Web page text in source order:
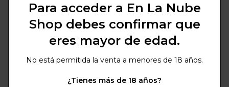
Para acceder a En La Nube
Shop debes confirmar que
eres mayor de edad.
No está permitida la venta a menores de 18 años.
¿Tienes más de 18 años?